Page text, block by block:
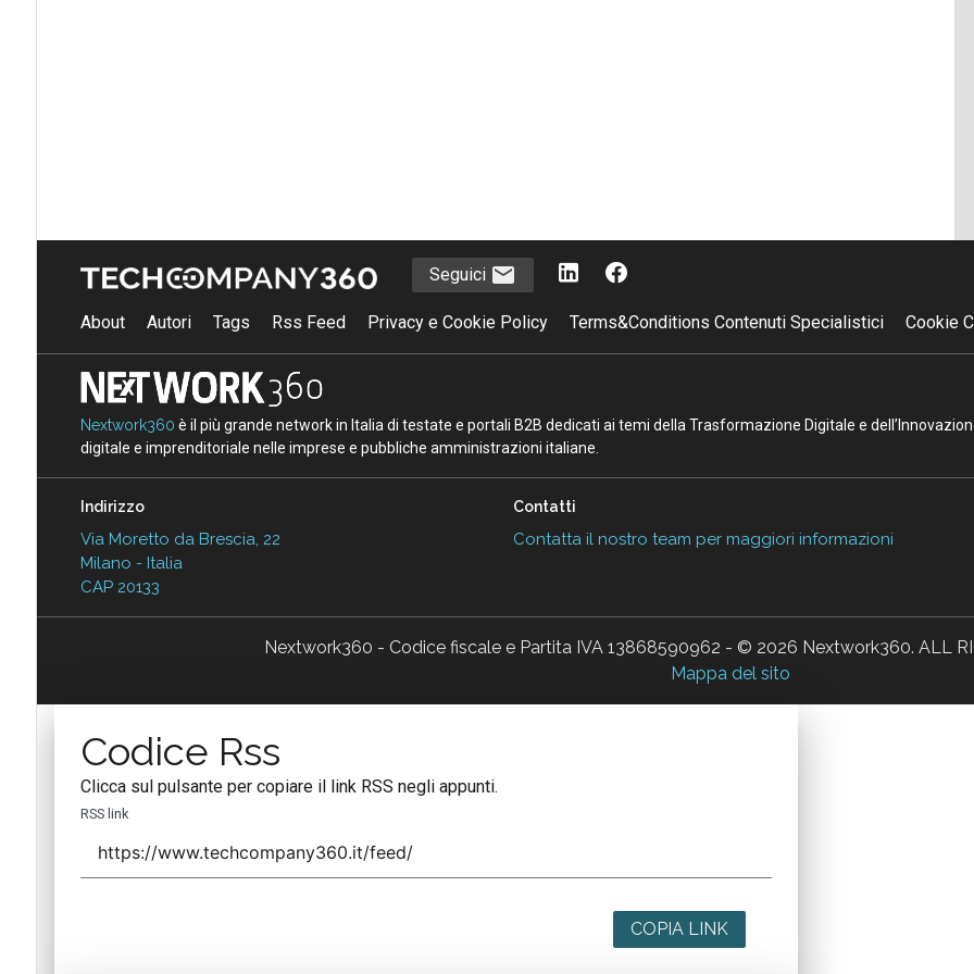
Seguici
About Autori Tags Rss Feed Privacy e Cookie Policy Terms&Conditions Contenuti Specialistici Cookie
Nextwork360 è il più grande network in Italia di testate e portali B2B dedicati ai temi della Trasformazione Digitale e
digitale e imprenditoriale nelle imprese e pubbliche amministrazioni italiane.
Indirizzo
Via Moretto da Brescia, 22
Milano - Italia
CAP 20133
Contatti
Contatta il nostro team per maggiori informazioni
Nextwork360 - Codice fiscale e Partita IVA 13868590962 - © 2026 Nextwork360. ALL
Mappa del sito
Codice Rss
Clicca sul pulsante per copiare il link RSS negli appunti.
RSS link
COPIA LINK